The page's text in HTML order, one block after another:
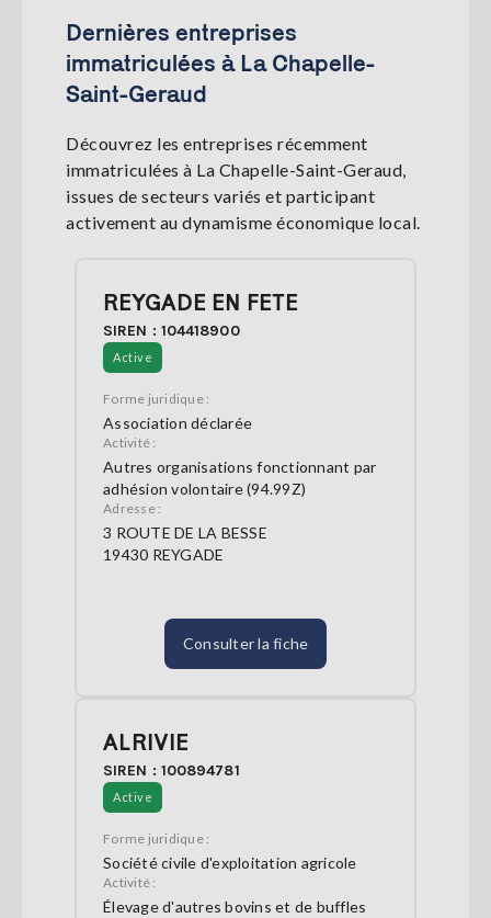
Dernières entreprises
immatriculées à La Chapelle-
Saint-Geraud
Découvrez les entreprises récemment
immatriculées à La Chapelle-Saint-Geraud,
issues de secteurs variés et participant
activement au dynamisme économique local.
REYGADE EN FETE
SIREN : 104418900
Active
Forme juridique :
Association déclarée
Activité :
Autres organisations fonctionnant par
adhésion volontaire (94.99Z)
Adresse :
3 ROUTE DE LA BESSE
19430 REYGADE
Consulter la fiche
ALRIVIE
SIREN : 100894781
Active
Forme juridique :
Société civile d'exploitation agricole
Activité :
Élevage d'autres bovins et de buffles